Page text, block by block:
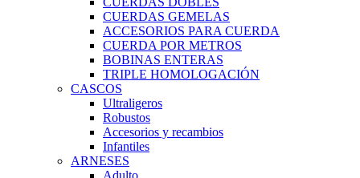
CUERDAS GEMELAS
ACCESORIOS PARA CUERDA
CUERDA POR METROS
BOBINAS ENTERAS
TRIPLE HOMOLOGACIÓN
CASCOS
Ultraligeros
Robustos
Accesorios y recambios
Infantiles
ARNESES
Adulto